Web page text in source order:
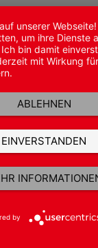
unserer
um ihre Dienste
bin damit
mit Wirkung
ABLEHNEN
EINVERSTANDEN
by